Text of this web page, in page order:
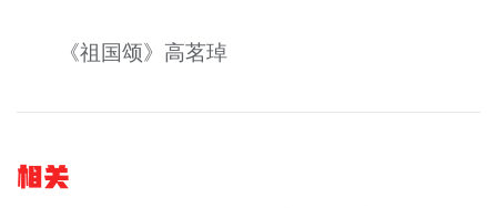
《祖国颂》高茗琸
相关